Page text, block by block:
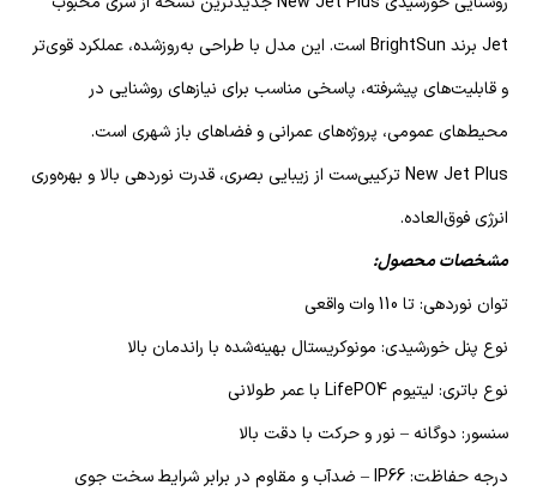
Jet برند BrightSun است. این مدل با طراحی به‌روزشده، عملکرد قوی‌تر
و قابلیت‌های پیشرفته، پاسخی مناسب برای نیازهای روشنایی در
محیط‌های عمومی، پروژه‌های عمرانی و فضاهای باز شهری است.
New Jet Plus ترکیبی‌ست از زیبایی بصری، قدرت نوردهی بالا و بهره‌وری
انرژی فوق‌العاده.
مشخصات محصول:
توان نوردهی: تا 110 وات واقعی
نوع پنل خورشیدی: مونوکریستال بهینه‌شده با راندمان بالا
نوع باتری: لیتیوم LifePO4 با عمر طولانی
سنسور: دوگانه – نور و حرکت با دقت بالا
درجه حفاظت: IP66 – ضدآب و مقاوم در برابر شرایط سخت جوی